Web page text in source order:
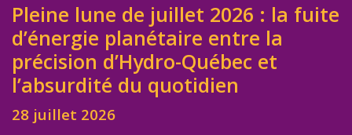
Pleine lune de juillet 2026 : la fuite
d’énergie planétaire entre la
précision d’Hydro-Québec et
l’absurdité du quotidien
28 juillet 2026